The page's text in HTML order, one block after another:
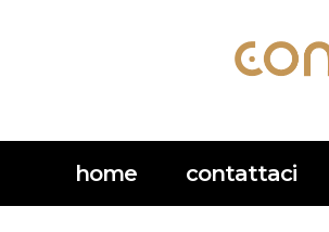
home contattaci